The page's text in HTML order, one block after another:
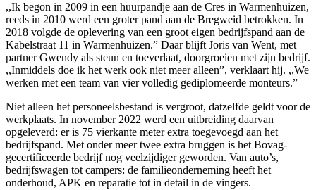
,,Ik begon in 2009 in een huurpandje aan de Cres in Warmenhuizen,
reeds in 2010 werd een groter pand aan de Bregweid betrokken. In
2018 volgde de oplevering van een groot eigen bedrijfspand aan de
Kabelstraat 11 in Warmenhuizen.” Daar blijft Joris van Went, met
partner Gwendy als steun en toeverlaat, doorgroeien met zijn bedrijf.
,,Inmiddels doe ik het werk ook niet meer alleen”, verklaart hij. ,,We
werken met een team van vier volledig gediplomeerde monteurs.”
Niet alleen het personeelsbestand is vergroot, datzelfde geldt voor de
werkplaats. In november 2022 werd een uitbreiding daarvan
opgeleverd: er is 75 vierkante meter extra toegevoegd aan het
bedrijfspand. Met onder meer twee extra bruggen is het Bovag-
gecertificeerde bedrijf nog veelzijdiger geworden. Van auto’s,
bedrijfswagen tot campers: de familieonderneming heeft het
onderhoud, APK en reparatie tot in detail in de vingers.